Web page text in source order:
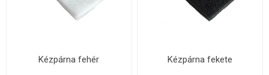
Kézpárna fehér Kézpárna fekete